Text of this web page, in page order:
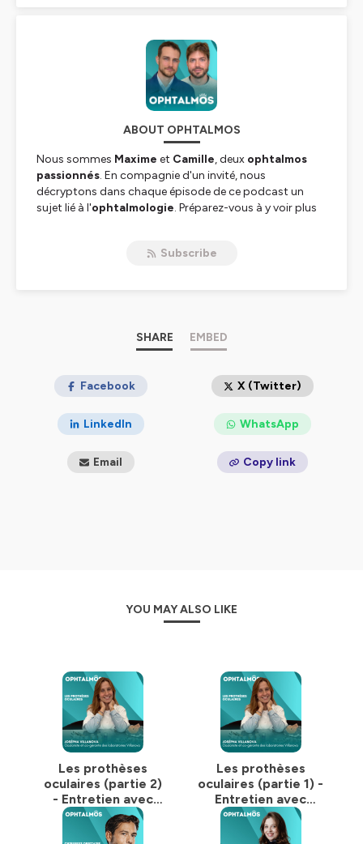
ABOUT OPHTALMOS
Nous sommes Maxime et Camille, deux ophtalmos
passionnés. En compagnie d'un invité, nous
décryptons dans chaque épisode de ce podcast un
sujet lié à l'ophtalmologie. Préparez-vous à y voir plus
Maxime Delbarre&Camille Rambaud
Subscribe
SHARE EMBED
Facebook X (Twitter)
LinkedIn WhatsApp
Email Copy link
YOU MAY ALSO LIKE
Les prothèses
oculaires (partie 2)
- Entretien avec
Josépha Villanova
Les prothèses
oculaires (partie 1) -
Entretien avec
Josépha Villanova